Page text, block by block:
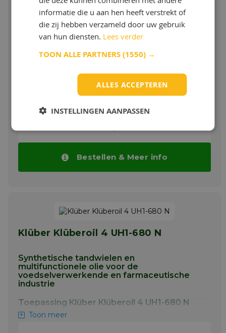
Klüber Klüberoil 4 UH1-1500 N Spray
Synthetische tandwielen en
multifunctionele olie voor de
voedselverwerkende en farmaceutische
industrie
Toepassing Klüber Klüberoil 4 UH1-1500 N
Klüberoil 4 UH1 N is ontwikkeld voor de
smering van tandwielen, kegelwielen en
wormwielen die onderhevig zijn aan hoge
ook voor hef-, aandrijf- en
transportkettingen.
Bestellen & Meer info
Klüber Klüberoil 4 UH1-680 N
Synthetische tandwielen en
multifunctionele olie voor de
voedselverwerkende en farmaceutische
industrie
Toepassing Klüber Klüberoil 4 UH1-680 N
Klüberoil 4 UH1 N is ontwikkeld voor de
Toon meer
informatie die u aan hen heeft verstrekt of
die zij hebben verzameld door uw gebruik
van hun diensten. Lees verder
TOON ALLE PARTNERS(1550) →
ALLES ACCEPTEREN
INSTELLINGEN AANPASSEN